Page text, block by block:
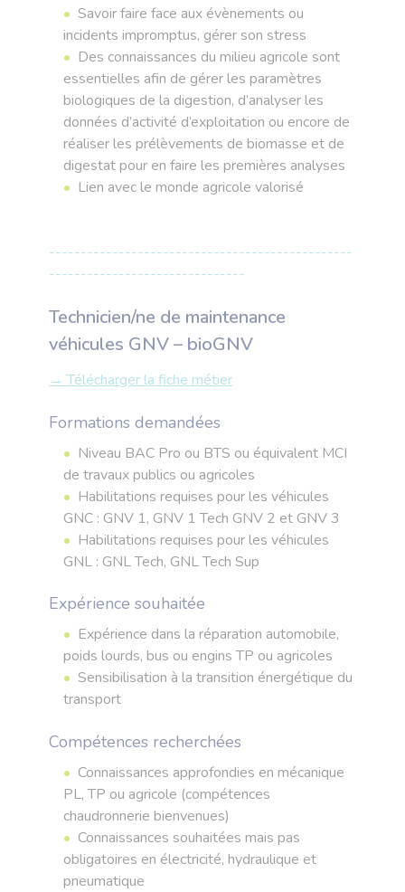
Savoir faire face aux évènements ou
incidents impromptus, gérer son stress
Des connaissances du milieu agricole sont
essentielles afin de gérer les paramètres
biologiques de la digestion, d’analyser les
données d’activité d’exploitation ou encore de
réaliser les prélèvements de biomasse et de
digestat pour en faire les premières analyses
Lien avec le monde agricole valorisé
------------------------------------------------
-------------------------------
Technicien/ne de maintenance
véhicules GNV – bioGNV
→ Télécharger la fiche métier
Formations demandées
Niveau BAC Pro ou BTS ou équivalent MCI
de travaux publics ou agricoles
Habilitations requises pour les véhicules
GNC : GNV 1, GNV 1 Tech GNV 2 et GNV 3
Habilitations requises pour les véhicules
GNL : GNL Tech, GNL Tech Sup
Expérience souhaitée
Expérience dans la réparation automobile,
poids lourds, bus ou engins TP ou agricoles
Sensibilisation à la transition énergétique du
transport
Compétences recherchées
Connaissances approfondies en mécanique
PL, TP ou agricole (compétences
chaudronnerie bienvenues)
Connaissances souhaitées mais pas
obligatoires en électricité, hydraulique et
pneumatique